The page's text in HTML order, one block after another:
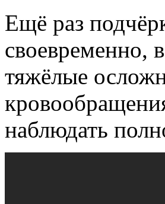
Ещё раз
своевременно,
тяжёлые
наблюдать